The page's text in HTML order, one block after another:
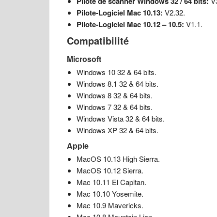
Pilote-Logiciel Mac 10.13: V2.32.
Pilote-Logiciel Mac 10.12 – 10.5: V1.1.
Compatibilité
Microsoft
Windows 10 32 & 64 bits.
Windows 8.1 32 & 64 bits.
Windows 8 32 & 64 bits.
Windows 7 32 & 64 bits.
Windows Vista 32 & 64 bits.
Windows XP 32 & 64 bits.
Apple
MacOS 10.13 High Sierra.
MacOS 10.12 Sierra.
Mac 10.11 El Capitan.
Mac 10.10 Yosemite.
Mac 10.9 Mavericks.